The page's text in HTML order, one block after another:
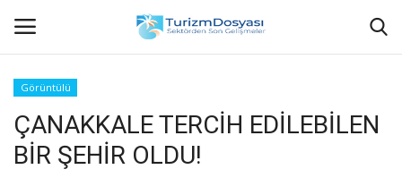
Anasayfa
Bize Ulaşın
Görüntülü
ÇANAKKALE TERCİH EDİLEBİLEN
BİR ŞEHİR OLDU!